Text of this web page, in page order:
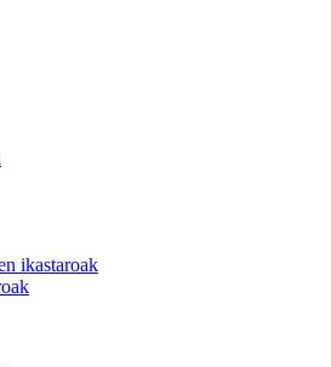
ikastaroak